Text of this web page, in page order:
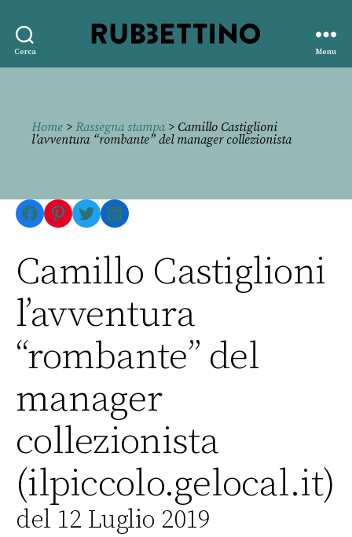
Cerca
editore
Menu
Home > Rassegna stampa> Camillo Castiglioni
l’avventura “rombante” del manager collezionista
Facebook
Pinterest
TwitterLinkedIn
Camillo Castiglioni
l’avventura
“rombante” del
manager
collezionista
(ilpiccolo.gelocal.it)
del 12 Luglio 2019